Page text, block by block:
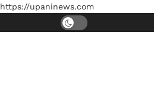
https://upaninews.com